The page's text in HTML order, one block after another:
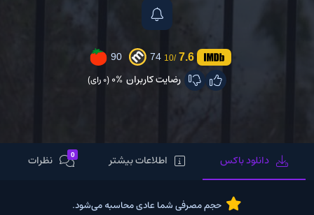
7.6
/10
74
90
رضایت کاربران 0%(0 رای)
دانلود باکس اطلاعات بیشتر 0 نظرات
حجم مصرفی شما عادی محاسبه می‌شود.